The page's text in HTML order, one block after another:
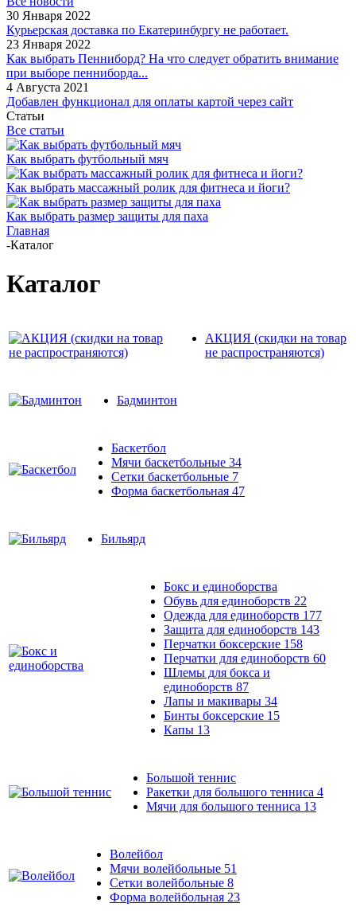
30 Января 2022
Курьерская доставка по Екатеринбургу не работает.
23 Января 2022
Как выбрать Пенниборд? На что следует обратить внимание
при выборе пенниборда...
4 Августа 2021
Добавлен функционал для оплаты картой через сайт
Статьи
Все статьи
Как выбрать футбольный мяч
Как выбрать массажный ролик для фитнеса и йоги?
Как выбрать размер защиты для паха
Главная
-Каталог
Каталог
АКЦИЯ (скидки на товар
не распространяются)
Бадминтон
Баскетбол
Мячи баскетбольные 34
Сетки баскетбольные 7
Форма баскетбольная 47
Бильярд
Бокс и единоборства
Обувь для единоборств 22
Одежда для единоборств 177
Защита для единоборств 143
Перчатки боксерские 158
Перчатки для единоборств 60
Шлемы для бокса и
единоборств 87
Лапы и макивары 34
Бинты боксерские 15
Капы 13
Большой теннис
Ракетки для большого тенниса 4
Мячи для большого тенниса 13
Волейбол
Мячи волейбольные 51
Сетки волейбольные 8
Форма волейбольная 23